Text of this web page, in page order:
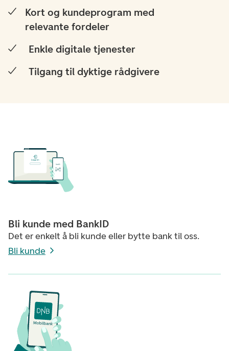
Kort og kundeprogram med
relevante fordeler
Enkle digitale tjenester
Tilgang til dyktige rådgivere
Bli kunde med BankID
Det er enkelt å bli kunde eller bytte bank til oss.
Bli kunde